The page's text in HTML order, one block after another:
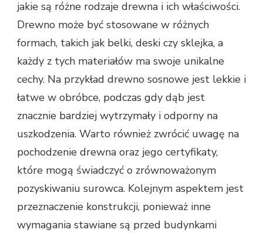
jakie są różne rodzaje drewna i ich właściwości.
Drewno może być stosowane w różnych
formach, takich jak belki, deski czy sklejka, a
każdy z tych materiałów ma swoje unikalne
cechy. Na przykład drewno sosnowe jest lekkie i
łatwe w obróbce, podczas gdy dąb jest
znacznie bardziej wytrzymały i odporny na
uszkodzenia. Warto również zwrócić uwagę na
pochodzenie drewna oraz jego certyfikaty,
które mogą świadczyć o zrównoważonym
pozyskiwaniu surowca. Kolejnym aspektem jest
przeznaczenie konstrukcji, ponieważ inne
wymagania stawiane są przed budynkami